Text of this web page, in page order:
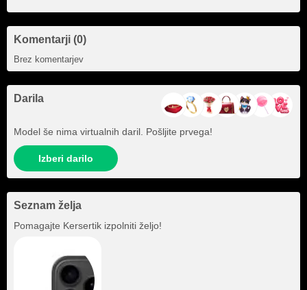
Komentarji (0)
Brez komentarjev
Darila
Model še nima virtualnih daril. Pošljite prvega!
Izberi darilo
Seznam želja
Pomagajte Kersertik izpolniti željo!